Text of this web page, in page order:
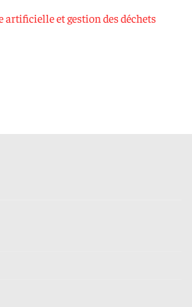
artificielle et gestion des déchets